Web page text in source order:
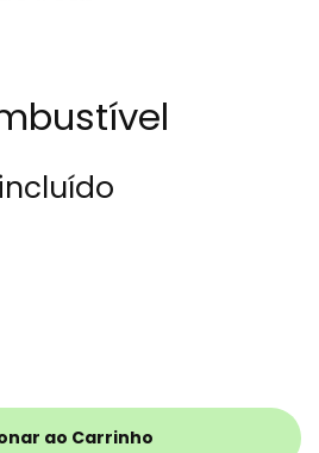
ao Carrinho